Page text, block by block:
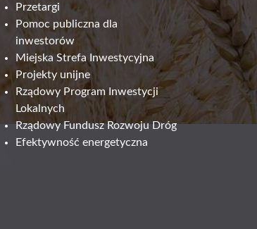
Przetargi
Pomoc publiczna dla
inwestorów
Miejska Strefa Inwestycyjna
Projekty unijne
Rządowy Program Inwestycji
Lokalnych
Rządowy Fundusz Rozwoju Dróg
Efektywność energetyczna